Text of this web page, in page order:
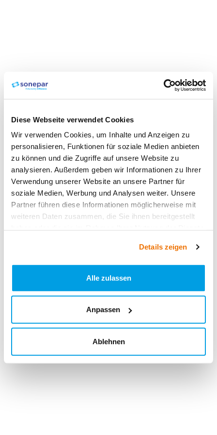
Diese Webseite verwendet Cookies
Wir verwenden Cookies, um Inhalte und Anzeigen zu
personalisieren, Funktionen für soziale Medien anbieten
zu können und die Zugriffe auf unsere Website zu
analysieren. Außerdem geben wir Informationen zu Ihrer
Verwendung unserer Website an unsere Partner für
soziale Medien, Werbung und Analysen weiter. Unsere
Partner führen diese Informationen möglicherweise mit
weiteren Daten zusammen, die Sie ihnen bereitgestellt
Details zeigen
Alle zulassen
Anpassen
Ablehnen